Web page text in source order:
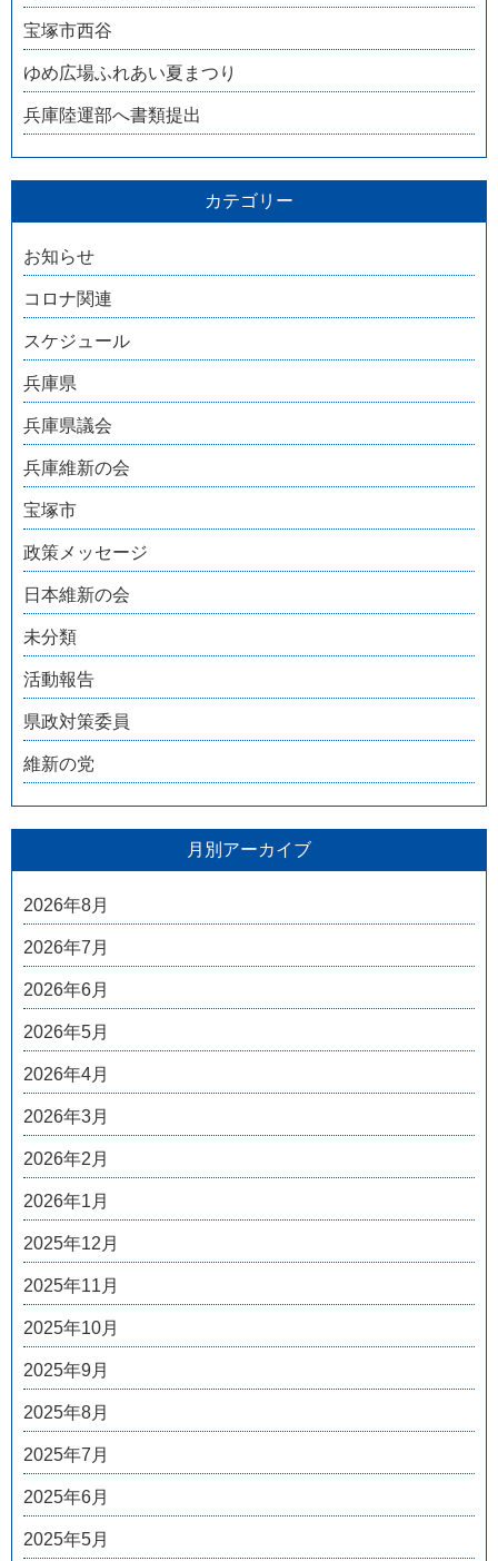
宝塚市西谷
ゆめ広場ふれあい夏まつり
兵庫陸運部へ書類提出
カテゴリー
お知らせ
コロナ関連
スケジュール
兵庫県
兵庫県議会
兵庫維新の会
宝塚市
政策メッセージ
日本維新の会
未分類
活動報告
県政対策委員
維新の党
月別アーカイブ
2026年8月
2026年7月
2026年6月
2026年5月
2026年4月
2026年3月
2026年2月
2026年1月
2025年12月
2025年11月
2025年10月
2025年9月
2025年8月
2025年7月
2025年6月
2025年5月